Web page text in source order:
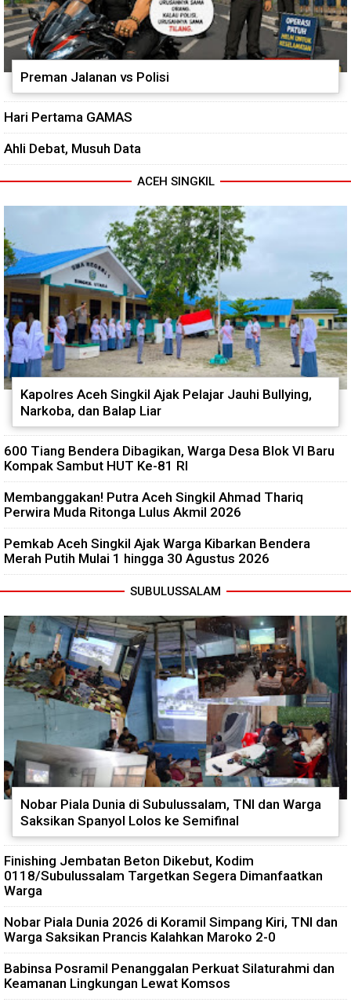
Preman Jalanan vs Polisi
Hari Pertama GAMAS
Ahli Debat, Musuh Data
ACEH SINGKIL
Kapolres Aceh Singkil Ajak Pelajar Jauhi Bullying,
Narkoba, dan Balap Liar
600 Tiang Bendera Dibagikan, Warga Desa Blok VI Baru
Kompak Sambut HUT Ke-81 RI
Membanggakan! Putra Aceh Singkil Ahmad Thariq
Perwira Muda Ritonga Lulus Akmil 2026
Pemkab Aceh Singkil Ajak Warga Kibarkan Bendera
Merah Putih Mulai 1 hingga 30 Agustus 2026
SUBULUSSALAM
Nobar Piala Dunia di Subulussalam, TNI dan Warga
Saksikan Spanyol Lolos ke Semifinal
Finishing Jembatan Beton Dikebut, Kodim
0118/Subulussalam Targetkan Segera Dimanfaatkan
Warga
Nobar Piala Dunia 2026 di Koramil Simpang Kiri, TNI dan
Warga Saksikan Prancis Kalahkan Maroko 2-0
Babinsa Posramil Penanggalan Perkuat Silaturahmi dan
Keamanan Lingkungan Lewat Komsos